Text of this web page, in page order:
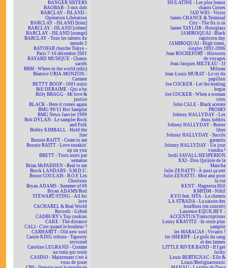
BANGER SISTERS
BAOBAB - 3 mix dub
BARCLAY - ISLAND -
Opération Libération
BARCLAY - ISLAND [bleu]
BARCLAY - ISLAND [crème]
BARCLAY - ISLAND [orange]
BARCLAY - Tous les talents du
monde 2
BATOFAR cherche Tokyo -
Paris 7-16 décembre 2001
BAYARD MUSIQUE - Chants
sacrés
BBM - Where in the world (edit)
Béatrice URIA-MONZON -
Carmen
BETTY BOOP - 1001 nuits
Bill DERAIME - Qui a bu
Billy BRAGG - Mr love &
justice
BLACK - Here it comes again
BMG 99/11 Hot Sampler
BMG News Janvier 1999
Bob DYLAN - Le sampler Rock
and Folk
Bobby KIMBALL - Hold the
line
Bonnie RAITT - Come to me
Bonnie RAITT - Love sneakin'
up on you
BRETT - Trois nuits par
semaine
Brian McFADDEN - Real to me
Brock LANDARS - S.M.D.U.
Bruno COULAIS - B.O.F. Les
Choristes
Bryan ADAMS - Summer of 69
Bryan ADAMS/Rod
STEWART/STING - All for
love
CACHAREL & Real World
Records - Gifted
CADBURY's Top cookies
CAKE - The distance
CALI - C'est quand le bonheur ?
CARHARTT - Old new soul
Carole KING tribute - Tapestry
revisited
Caroline LEGRAND - Comme
un train qui roule
CASINO - Maintenant c'est à
vous de jouer
ISULATINE - Les plus beaux
chants Corses
JAD WIO - Victor
James CHANCE & Terminal
City - The fix is in
James TAYLOR - Hourglass
JAMIROQUAI - Black
capricorn day
JAMIROQUAI - High times,
singles 1992-2006
Jean ROCHEFORT - Histoires
de voyages
Jean-Jacques MILTEAU - JJ
Milteau
Jean-Louis MURAT - Le cri du
papillon
Joe COCKER - Let the healing
begin
Joe COCKER - When a woman
cries
John CALE - Black acetate
PROMO
Johnny HALLYDAY - Les
duos inédits
Johnny HALLYDAY - Rester
libre
Johnny HALLYDAY - Succès
garantis
Johnny HALLYDAY - Un jour
viendra ²
Jordi SAVALL/HESPERION
XXI - Don Quijote de la
Mancha
Julie ZENATTI - À quoi ça sert
Julie ZENATTI - Mon ami pour
la vie
KENT - Hagnesta Hill
KMFDM - Nihil
KYO feat. SITA - Le chemin
LA STRADA - La saison des
bouffons (en concert)
Laurence EQUILBEY -
ACCENTUS/Transcriptions
Lenny KRAVITZ - In-store play
sampler
les MARACAS - Vivants !
les SHERIFF - Le goût du sang
et des larmes
LITTLE RIVER BAND - If I get
lucky
Louis BERTIGNAC - Elle &
Louis/Bertignacoustic